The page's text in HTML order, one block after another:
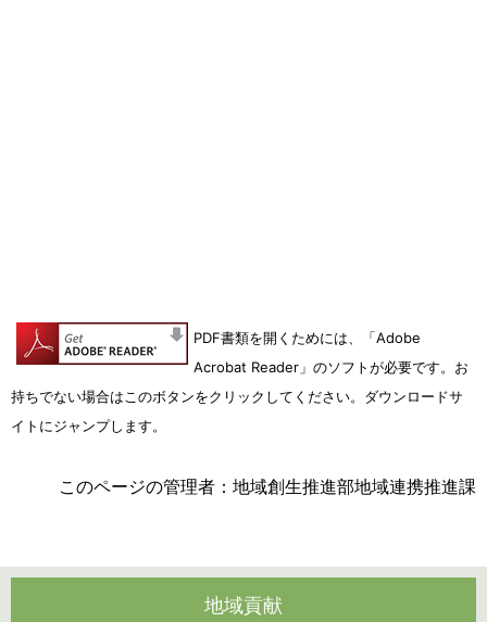
PDF書類を開くためには、「Adobe
Acrobat Reader」のソフトが必要です。 お
持ちでない場合はこのボタンをクリックしてください。ダウンロードサ
イトにジャンプします。
このページの管理者：地域創生推進部地域連携推進課
地域貢献